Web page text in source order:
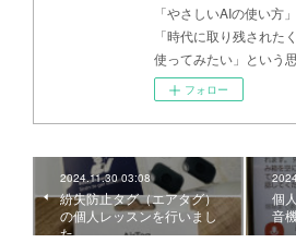
「やさしいAIの使い方
「時代に取り残された
使ってみたい」という
フォロー
2024.11.30 03:08
紛失防止タグ（エアタグ）
の個人レッスンを行いまし
た
個
音